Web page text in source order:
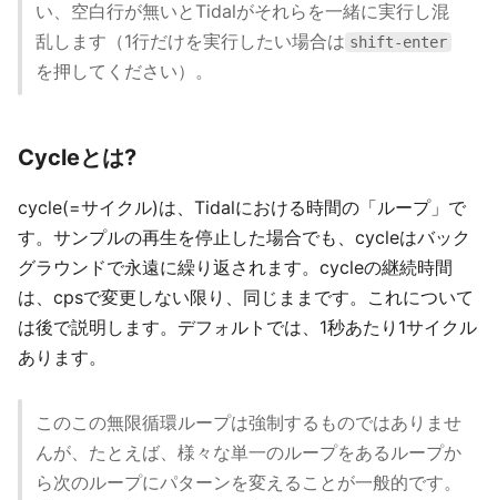
い、空白行が無いとTidalがそれらを一緒に実行し混
乱します（1行だけを実行したい場合は shift-enter
を押してください）。
Cycleとは?
cycle(=サイクル)は、Tidalにおける時間の「ループ」で
す。サンプルの再生を停止した場合でも、cycleはバック
グラウンドで永遠に繰り返されます。cycleの継続時間
は、cpsで変更しない限り、同じままです。これについて
は後で説明します。デフォルトでは、1秒あたり1サイクル
あります。
このこの無限循環ループは強制するものではありませ
んが、たとえば、様々な単一のループをあるループか
ら次のループにパターンを変えることが一般的です。